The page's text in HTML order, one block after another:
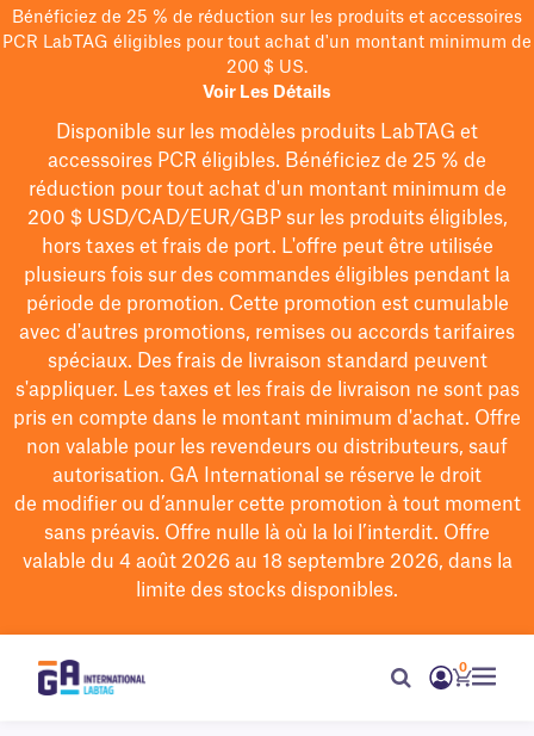
Bénéficiez de 25 % de réduction sur les produits et accessoires
PCR LabTAG éligibles pour tout achat d'un montant minimum de
200 $ US.
Voir Les Détails
Disponible sur les modèles produits LabTAG et
accessoires PCR éligibles. Bénéficiez de 25 % de
réduction pour tout achat d'un montant minimum de
200 $USD/CAD/EUR/GBPsur les produits éligibles,
hors taxes et frais de port. L'offre peut être utilisée
plusieurs fois sur des commandes éligibles pendant la
période de promotion. Cette promotion est cumulable
avec d'autres promotions, remises ou accords tarifaires
spéciaux. Des frais de livraison standard peuvent
s'appliquer. Les taxes et les frais de livraison ne sont pas
pris en compte dans le montant minimum d'achat. Offre
non valable pour les revendeurs ou distributeurs, sauf
autorisation. GA International se réserve le droit
de modifierou d’annuler cette promotion à tout moment
sans préavis. Offre nulle là où la loi l’interdit. Offre
valable du 4 août 2026 au 18 septembre 2026, dans la
limite des stocks disponibles.
0